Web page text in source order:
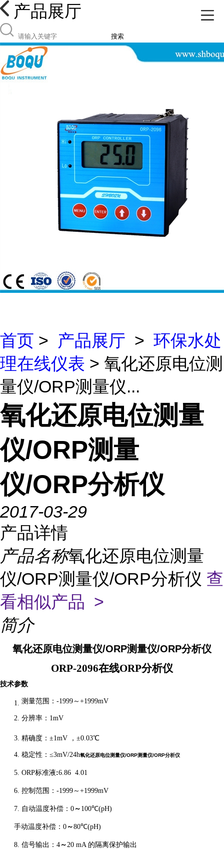
产品展厅
搜索
首页 > 产品展厅 > 环保水处
理在线仪表 > 氧化还原电位测
量仪/ORP测量仪...
氧化还原电位测量
仪/ORP测量
仪/ORP分析仪
2017-03-29
产品详情
产品名称氧化还原电位测量
仪/ORP测量仪/ORP分析仪 查
看相似产品 >
简介
氧化还原电位测量仪/ORP测量仪/ORP分析仪
ORP-2096在线ORP分析仪
技术参数
1. 测量范围： -1999～+1999mV
2. 分辨率： 1mV
3. 精确度： ±1mV ，±0.03℃
4. 稳定性： ≤3mV/24h氧化还原电位测量仪/ORP测量仪/ORP分析仪
5. ORP标准液:6.86 4.01
6. 控制范围： -1999～+1999mV
7. 自动温度补偿： 0 ～ 100℃(pH)
手动温度补偿： 0 ～80℃(pH)
8. 信号输出： 4 ～20 mA 的隔离保护输出